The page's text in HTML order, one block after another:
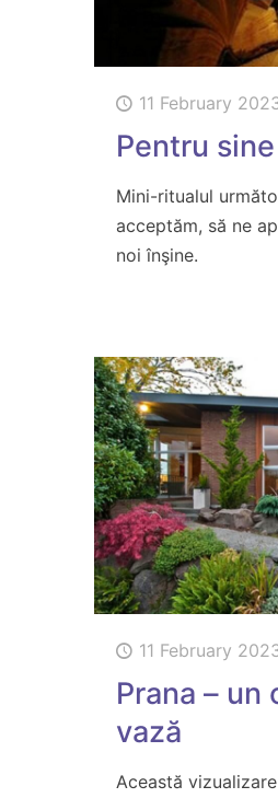
11 February
Pentru sine
Mini-ritualul
acceptăm, să ne
noi înşine.
11 February
Prana – un
vază
Această